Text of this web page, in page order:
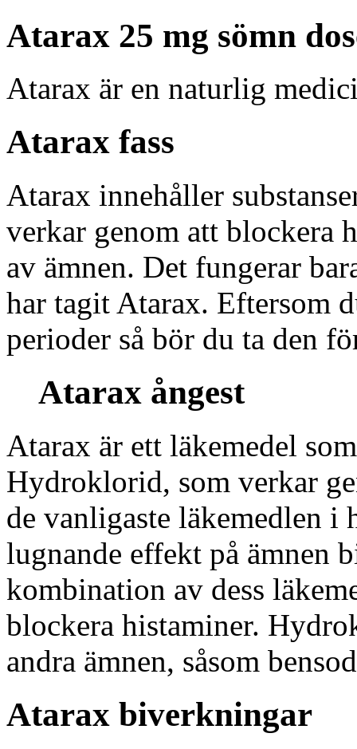
Atarax 25 mg sömn
Atarax är en naturlig
Atarax fass
Atarax innehåller
verkar genom att blockera
av ämnen. Det fungerar
har tagit Atarax. Eftersom
perioder så bör du ta den
Atarax ångest
Atarax är ett läkemedel
Hydroklorid, som verkar
de vanligaste läkemedlen i
lugnande effekt på ämnen
kombination av dess
blockera histaminer.
andra ämnen, såsom
Atarax biverkningar